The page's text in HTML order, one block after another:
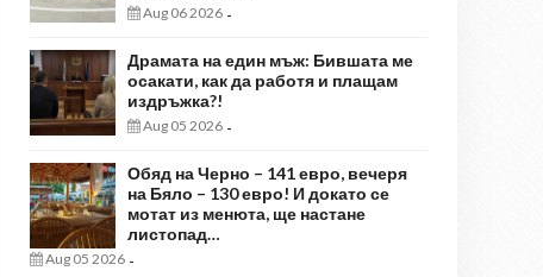
Aug 06 2026 -
Драмата на един мъж: Бившата ме
осакати, как да работя и плащам
издръжка?!
Aug 05 2026 -
Обяд на Черно – 141 евро, вечеря
на Бяло – 130 евро! И докато се
мотат из менюта, ще настане
листопад…
Aug 05 2026 -